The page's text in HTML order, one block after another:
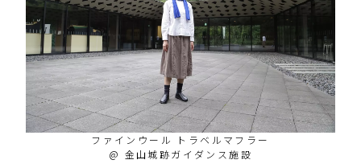
ファインウール トラベルマフラー
@ 金山城跡ガイダンス施設